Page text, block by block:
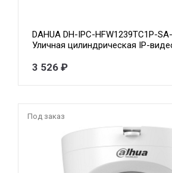
DAHUA DH-IPC-HFW1239TC1P-
Уличная цилиндрическая IP-
обнаружение людей; IP67;
3 526 ₽
Под заказ